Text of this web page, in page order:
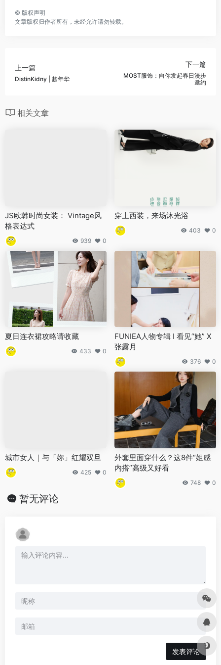
© 版权声明
文章版权归作者所有，未经允许请勿转载。
上一篇
DistinKidny | 趁年华
下一篇
MOST服饰：向你发起春日漫步
邀约
相关文章
JS欧韩时尚女装： Vintage风
格表达式
939 0
穿上西装，来场沐光浴
403 0
夏日连衣裙攻略请收藏
433 0
FUNIEA人物专辑 I 看见“她” X
张露月
376 0
城市女人｜与「妳」红耀双旦
425 0
外套里面穿什么？这8件“姐感
内搭”高级又好看
748 0
暂无评论
发表评论